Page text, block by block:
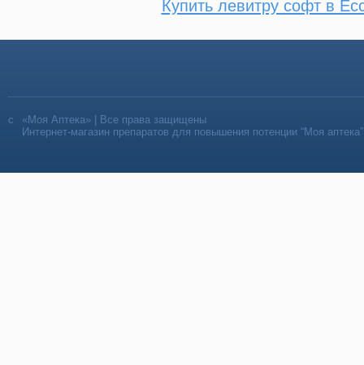
Купить левитру софт в
«Моя Аптека» | Все права защищены
Интернет-магазин препаратов для повышения потенции “Моя